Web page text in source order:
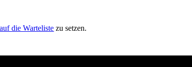
die Warteliste zu setzen.